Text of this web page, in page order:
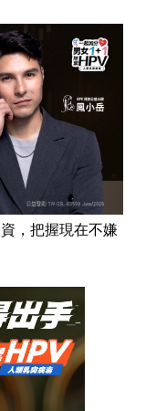
，把握現在不嫌